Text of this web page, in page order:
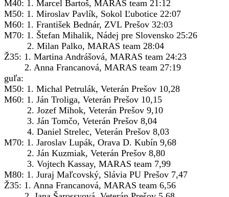
M40: 1. Marcel Bartoš, MARAS team 21:12
M50: 1. Miroslav Pavlík, Sokol Ľubotice 22:07
M60: 1. František Bednár, ZVL Prešov 32:03
M70: 1. Štefan Mihalik, Nádej pre Slovensko 25:26
2. Milan Palko, MARAS team 28:04
Ž35: 1. Martina Andrášová, MARAS team 24:23
2. Anna Francanová, MARAS team 27:19
guľa:
M50: 1. Michal Petrulák, Veterán Prešov 10,28
M60: 1. Ján Troliga, Veterán Prešov 10,15
2. Jozef Mihok, Veterán Prešov 9,10
3. Ján Tomčo, Veterán Prešov 8,04
4. Daniel Strelec, Veterán Prešov 8,03
M70: 1. Jaroslav Lupák, Orava D. Kubín 9,68
2. Ján Kuzmiak, Veterán Prešov 8,80
3. Vojtech Kassay, MARAS team 7,99
M80: 1. Juraj Maľcovský, Slávia PU Prešov 7,47
Ž35: 1. Anna Francanová, MARAS team 6,56